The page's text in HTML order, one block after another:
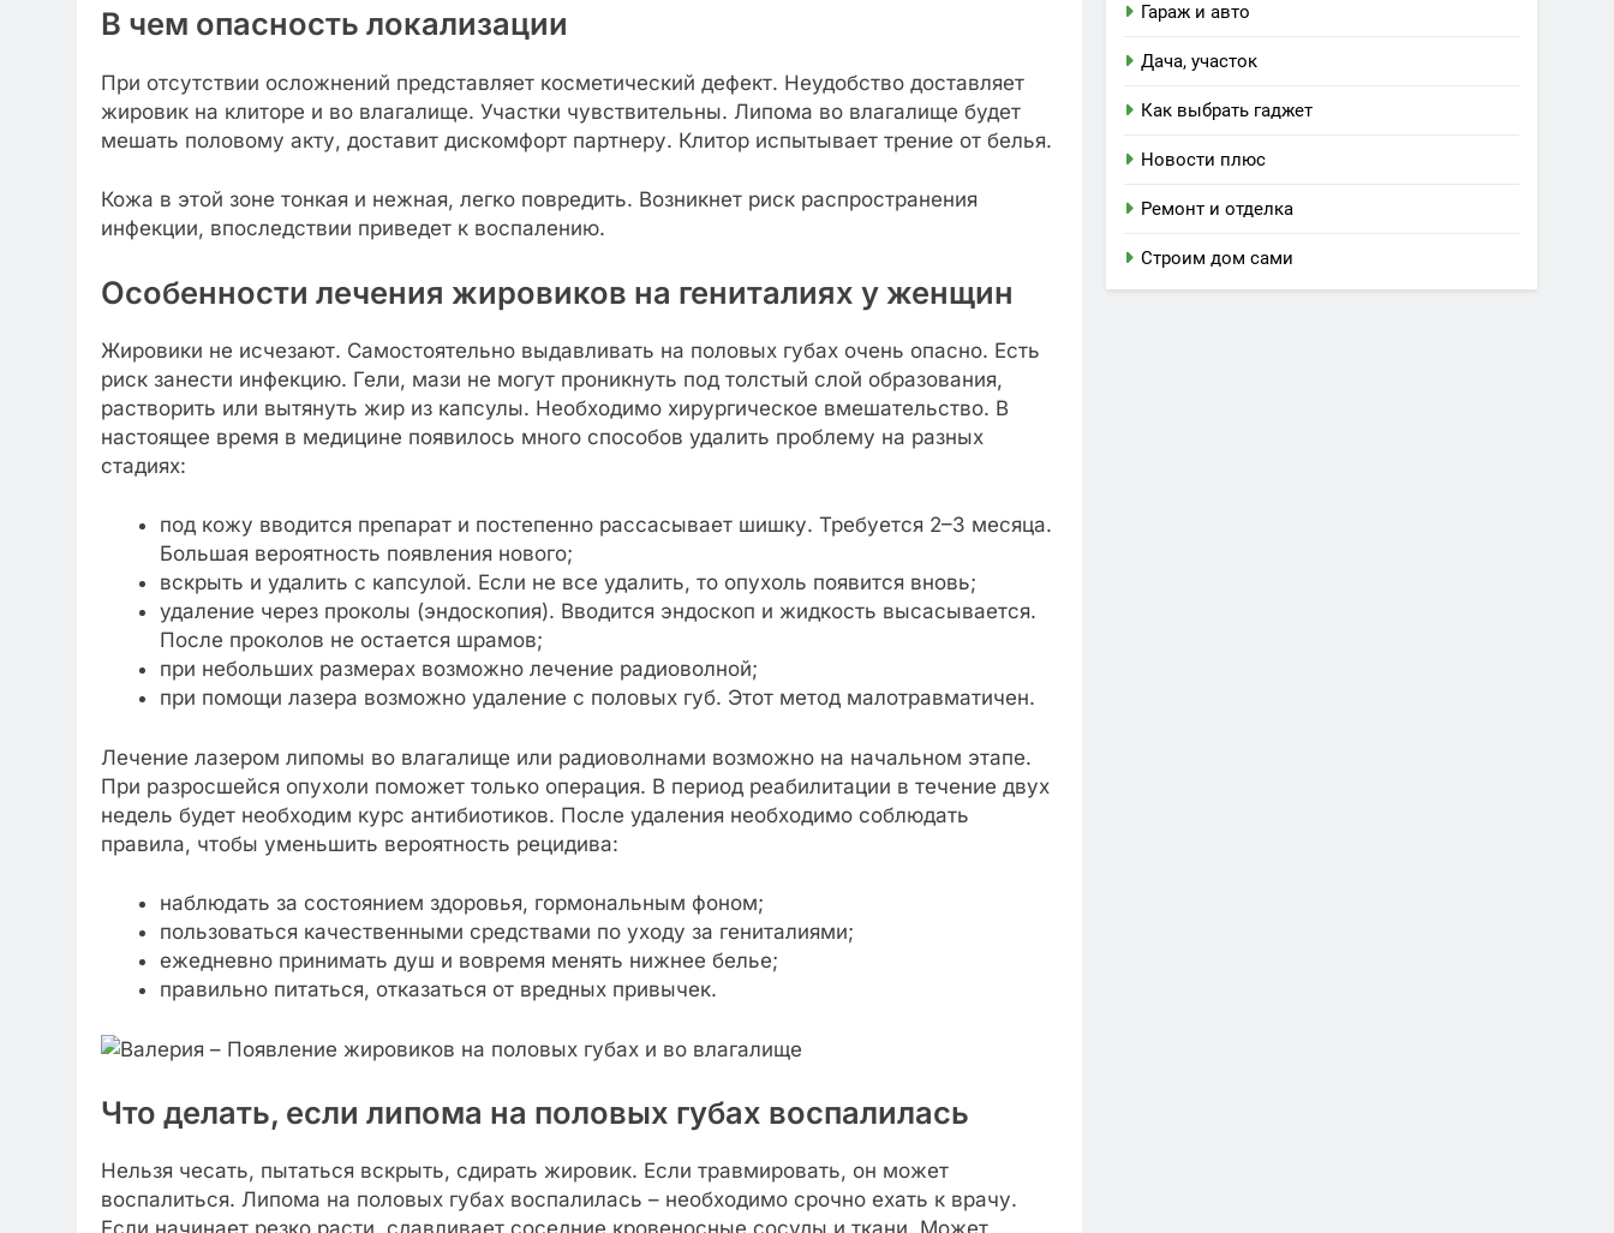
В чем опасность локализации
При отсутствии осложнений представляет косметический дефект. Неудобство доставляет
жировик на клиторе и во влагалище. Участки чувствительны. Липома во влагалище будет
мешать половому акту, доставит дискомфорт партнеру. Клитор испытывает трение от белья.
Кожа в этой зоне тонкая и нежная, легко повредить. Возникнет риск распространения
инфекции, впоследствии приведет к воспалению.
Особенности лечения жировиков на гениталиях у женщин
Жировики не исчезают. Самостоятельно выдавливать на половых губах очень опасно. Есть
риск занести инфекцию. Гели, мази не могут проникнуть под толстый слой образования,
растворить или вытянуть жир из капсулы. Необходимо хирургическое вмешательство. В
настоящее время в медицине появилось много способов удалить проблему на разных
стадиях:
под кожу вводится препарат и постепенно рассасывает шишку. Требуется 2–3 месяца.
Большая вероятность появления нового;
вскрыть и удалить с капсулой. Если не все удалить, то опухоль появится вновь;
удаление через проколы (эндоскопия). Вводится эндоскоп и жидкость высасывается.
После проколов не остается шрамов;
при небольших размерах возможно лечение радиоволной;
при помощи лазера возможно удаление с половых губ. Этот метод малотравматичен.
Лечение лазером липомы во влагалище или радиоволнами возможно на начальном этапе.
При разросшейся опухоли поможет только операция. В период реабилитации в течение двух
недель будет необходим курс антибиотиков. После удаления необходимо соблюдать
правила, чтобы уменьшить вероятность рецидива:
наблюдать за состоянием здоровья, гормональным фоном;
пользоваться качественными средствами по уходу за гениталиями;
ежедневно принимать душ и вовремя менять нижнее белье;
правильно питаться, отказаться от вредных привычек.
Что делать, если липома на половых губах воспалилась
Нельзя чесать, пытаться вскрыть, сдирать жировик. Если травмировать, он может
воспалиться. Липома на половых губах воспалилась – необходимо срочно ехать к врачу.
Гараж и авто
Дача, участок
Как выбрать гаджет
Новости плюс
Ремонт и отделка
Строим дом сами